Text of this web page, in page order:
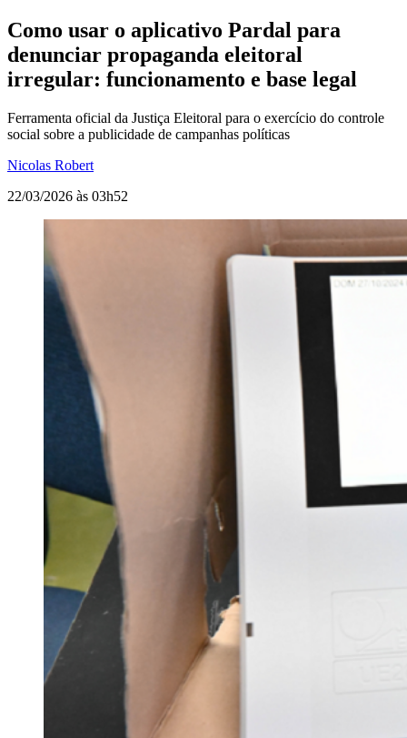
Como usar o aplicativo Pardal para
denunciar propaganda eleitoral
irregular: funcionamento e base legal
Ferramenta oficial da Justiça Eleitoral para o exercício do controle
social sobre a publicidade de campanhas políticas
Nicolas Robert
22/03/2026 às 03h52